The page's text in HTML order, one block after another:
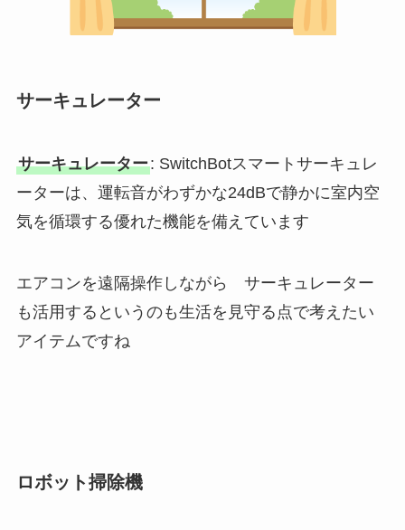
サーキュレーター
サーキュレーター: SwitchBotスマートサーキュレ
ーターは、運転音がわずかな24dBで静かに室内空
気を循環する優れた機能を備えています
エアコンを遠隔操作しながら サーキュレーター
も活用するというのも生活を見守る点で考えたい
アイテムですね
ロボット掃除機